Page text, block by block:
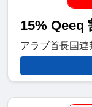
15% Qeeq
アラブ首長国連